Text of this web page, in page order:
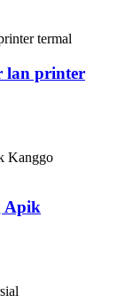
lan printer
Apik